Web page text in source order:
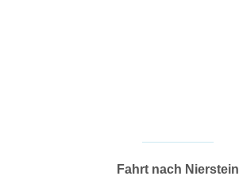
Fahrt nach Nierstein